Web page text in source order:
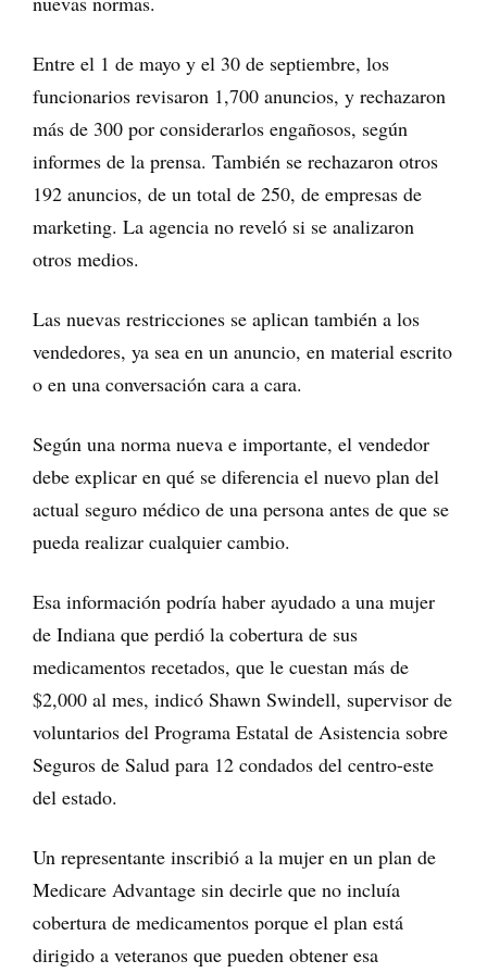
Entre el 1 de mayo y el 30 de septiembre, los
funcionarios revisaron 1,700 anuncios, y rechazaron
más de 300 por considerarlos engañosos, según
informes de la prensa. También se rechazaron otros
192 anuncios, de un total de 250, de empresas de
marketing. La agencia no reveló si se analizaron
otros medios.
Las nuevas restricciones se aplican también a los
vendedores, ya sea en un anuncio, en material escrito
o en una conversación cara a cara.
Según una norma nueva e importante, el vendedor
debe explicar en qué se diferencia el nuevo plan del
actual seguro médico de una persona antes de que se
pueda realizar cualquier cambio.
Esa información podría haber ayudado a una mujer
de Indiana que perdió la cobertura de sus
medicamentos recetados, que le cuestan más de
$2,000 al mes, indicó Shawn Swindell, supervisor de
voluntarios del Programa Estatal de Asistencia sobre
Seguros de Salud para 12 condados del centro-este
del estado.
Un representante inscribió a la mujer en un plan de
Medicare Advantage sin decirle que no incluía
cobertura de medicamentos porque el plan está
dirigido a veteranos que pueden obtener esa